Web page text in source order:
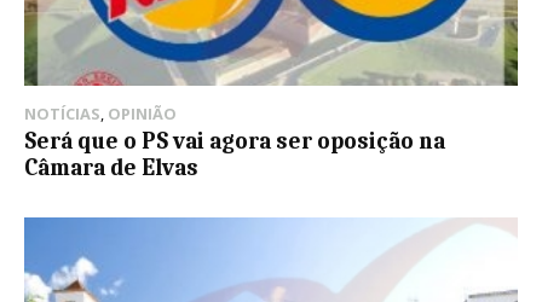
NOTÍCIAS, OPINIÃO
Será que o PS vai agora ser oposição na
Câmara de Elvas